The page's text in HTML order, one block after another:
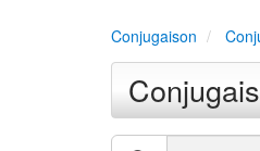
Conjugaison